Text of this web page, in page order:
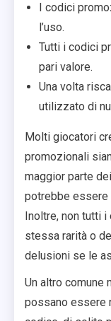
I codici
l’uso.
Tutti i codici
pari valore.
Una volta
utilizzato di
Molti giocatori
promozionali
maggior parte
potrebbe essere
Inoltre, non tutti
stessa rarità o
delusioni se le
Un altro comune
possano essere